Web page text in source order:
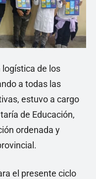
de los
a todas las
estuvo a cargo
de Educación,
ordenada y
el presente ciclo